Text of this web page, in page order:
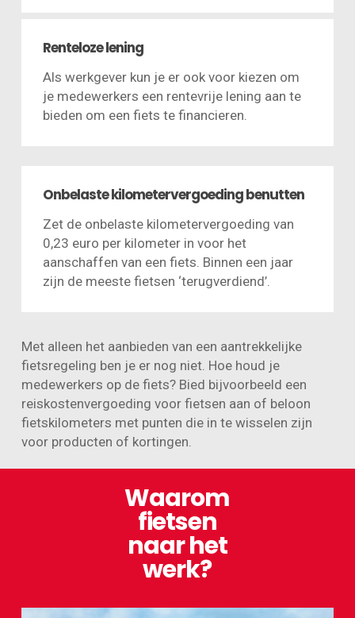
Renteloze lening
Als werkgever kun je er ook voor kiezen om
je medewerkers een rentevrije lening aan te
bieden om een fiets te financieren.
Onbelaste kilometervergoeding benutten
Zet de onbelaste kilometervergoeding van
0,23 euro per kilometer in voor het
aanschaffen van een fiets. Binnen een jaar
zijn de meeste fietsen ‘terugverdiend’.
Met alleen het aanbieden van een aantrekkelijke
fietsregeling ben je er nog niet. Hoe houd je
medewerkers op de fiets? Bied bijvoorbeeld een
reiskostenvergoeding voor fietsen aan of beloon
fietskilometers met punten die in te wisselen zijn
voor producten of kortingen.
Waarom
fietsen
naar het
werk?